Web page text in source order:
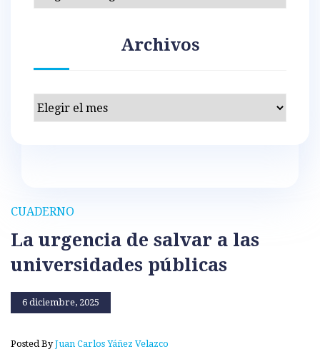
CUADERNO
La urgencia de salvar a las
universidades públicas
6 diciembre, 2025
Posted ByJuan Carlos Yáñez Velazco
Archivos
Archivos